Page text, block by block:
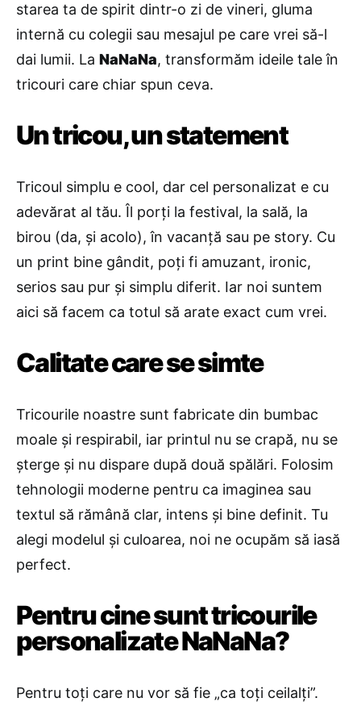
starea ta de spirit dintr-o zi de vineri, gluma
internă cu colegii sau mesajul pe care vrei să-l
dai lumii. La NaNaNa, transformăm ideile tale în
tricouri care chiar spun ceva.
Un tricou, un statement
Tricoul simplu e cool, dar cel personalizat e cu
adevărat al tău. Îl porți la festival, la sală, la
birou (da, și acolo), în vacanță sau pe story. Cu
un print bine gândit, poți fi amuzant, ironic,
serios sau pur și simplu diferit. Iar noi suntem
aici să facem ca totul să arate exact cum vrei.
Calitate care se simte
Tricourile noastre sunt fabricate din bumbac
moale și respirabil, iar printul nu se crapă, nu se
șterge și nu dispare după două spălări. Folosim
tehnologii moderne pentru ca imaginea sau
textul să rămână clar, intens și bine definit. Tu
alegi modelul și culoarea, noi ne ocupăm să iasă
perfect.
Pentru cine sunt tricourile
personalizate NaNaNa?
Pentru toți care nu vor să fie „ca toți ceilalți”.